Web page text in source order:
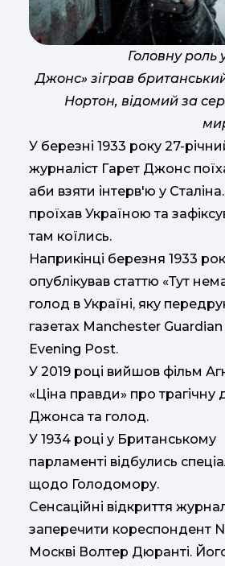
Головну роль
Джонс» зіграв
Нортон, відомий за
У березні 1933 року 27-
журналіст Гарет Джонс
аби взяти інтерв'ю у
проїхав Україною та
там коїлись.
Наприкінці березня 1933
опублікував статтю «Тут
голод в Україні, яку
газетах Manchester Guardian
Evening Post.
У 2019 році вийшов фільм
«Ціна правди» про трагічну
Джонса та голод.
У 1934 році у Британському
парламенті відбулись
щодо Голодомору.
Сенсаційні відкриття
заперечити кореспондент
Москві Волтер Дюранті.